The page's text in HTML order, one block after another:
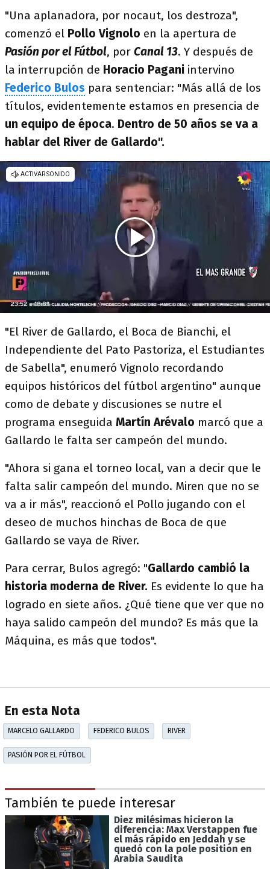
"Una aplanadora, por nocaut, los destroza",
comenzó el Pollo Vignolo en la apertura de
Pasión por el Fútbol, por Canal 13. Y después de
la interrupción de Horacio Pagani intervino
Federico Bulos para sentenciar: "Más allá de los
títulos, evidentemente estamos en presencia de
un equipo de época. Dentro de 50 años se va a
hablar del River de Gallardo".
"El River de Gallardo, el Boca de Bianchi, el
Independiente del Pato Pastoriza, el Estudiantes
de Sabella", enumeró Vignolo recordando
equipos históricos del fútbol argentino" aunque
como de debate y discusiones se nutre el
programa enseguida Martín Arévalo marcó que a
Gallardo le falta ser campeón del mundo.
"Ahora si gana el torneo local, van a decir que le
falta salir campeón del mundo. Miren que no se
va a ir más", reaccionó el Pollo jugando con el
deseo de muchos hinchas de Boca de que
Gallardo se vaya de River.
Para cerrar, Bulos agregó: "Gallardo cambió la
historia moderna de River. Es evidente lo que ha
logrado en siete años. ¿Qué tiene que ver que no
haya salido campeón del mundo? Es más que la
Máquina, es más que todos".
En esta Nota
MARCELO GALLARDO FEDERICO BULOS RIVER
PASIÓN POR EL FÚTBOL
También te puede interesar
Diez milésimas hicieron la
diferencia: Max Verstappen fue
el más rápido en Jeddah y se
quedó con la pole position en
Arabia Saudita